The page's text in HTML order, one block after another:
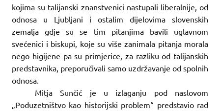
kojima su talijanski znanstvenici nastupali liberalnije, od
odnosa u Ljubljani i ostalim dijelovima slovenskih
zemalja gdje su se tim pitanjima bavili uglavnom
svećenici i biskupi, koje su više zanimala pitanja morala
nego higijene pa su primjerice, za razliku od talijanskih
predstavnika, preporučivali samo uzdržavanje od spolnih
odnosa.
Mitja Sunčić je u izlaganju pod naslovom
„Poduzetništvo kao historijski problem“ predstavio rad